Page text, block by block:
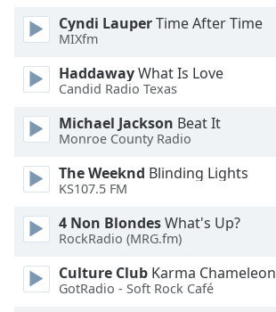
Family
Reset
Done
Close
Modal
Dialog
window.
Cyndi LauperTime After Time
MIXfm
HaddawayWhat Is Love
Candid Radio Texas
Michael Jackson Beat It
Monroe County Radio
The Weeknd Blinding Lights
KS107.5 FM
4 Non BlondesWhat's Up?
RockRadio (MRG.fm)
Culture Club Karma Chameleon
GotRadio - Soft Rock Café